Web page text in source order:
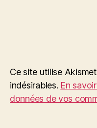
Ce site utilise
indésirables. En
données de vos